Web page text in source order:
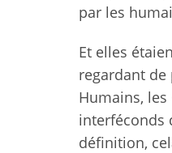
par les
Et elles
regardant de
Humains,
interféconds
définition,